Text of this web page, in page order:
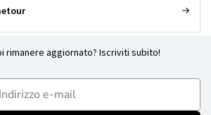
rimanere aggiornato? Iscriviti subito!